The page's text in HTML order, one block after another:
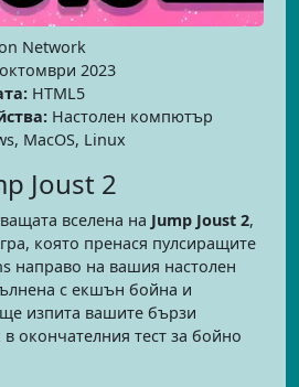
Network
2023
HTML5
Настолен компютър
MacOS, Linux
Joust 2
вселена на Jump Joust 2,
която пренася пулсиращите
направо на вашия настолен
с екшън бойна и
изпита вашите бързи
окончателния тест за бойно